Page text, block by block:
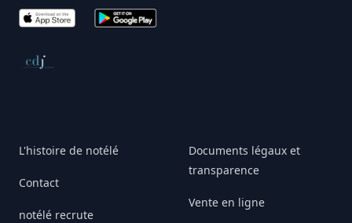
App Store Google Play
Conseil de déontologie journalistique
L'histoire de notélé
Contact
notélé recrute
Documents légaux et
transparence
Vente en ligne